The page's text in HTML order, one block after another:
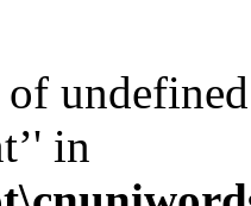
in